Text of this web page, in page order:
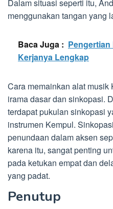
Dalam situasi seperti itu,
menggunakan tangan yang
Baca Juga : Pengertian
Kerjanya Lengkap
Cara memainkan alat
irama dasar dan sinkopasi.
terdapat pukulan sinkopasi
instrumen Kempul.
penundaan dalam aksen
karena itu, sangat penting
pada ketukan empat dan
yang padat.
Penutup